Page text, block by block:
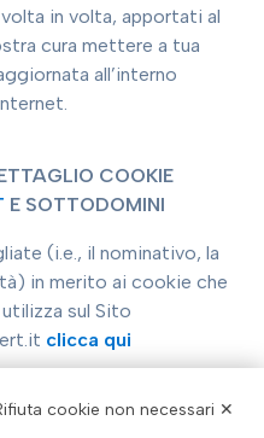
in volta, apportati al
cura mettere a tua
all’interno
COOKIE
E SOTTODOMINI
(i.e., il nominativo, la
in merito ai cookie che
sul Sito
clicca qui
cookie non necessari ✕